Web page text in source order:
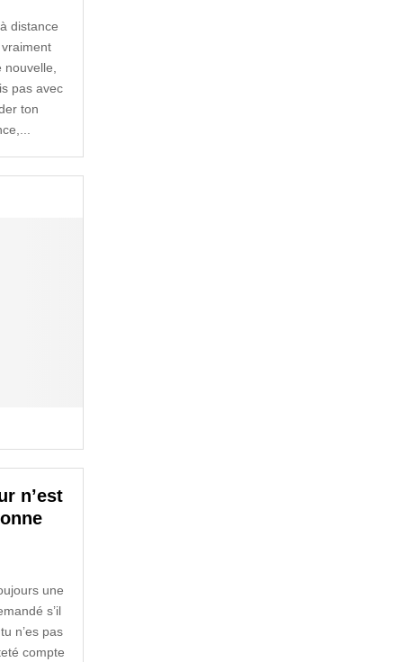
distance
pas avec
ton
n’est
une
s’il
n’es pas
compte